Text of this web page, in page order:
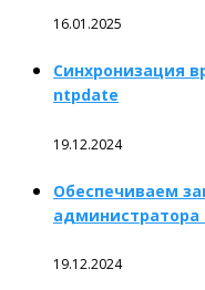
16.01.2025
Синхронизация
ntpdate
19.12.2024
Обеспечиваем
администратора
19.12.2024